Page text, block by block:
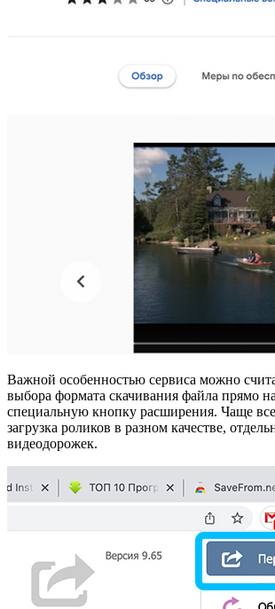
Важной особенностью сервиса можно
выбора формата скачивания файла прямо
специальную кнопку расширения. Чаще
загрузка роликов в разном качестве,
видеодорожек.